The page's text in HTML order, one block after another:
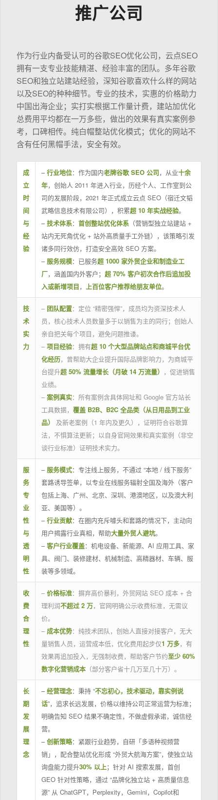
推广公司
作为行业内备受认可的谷歌SEO优化公司，云点SEO
拥有一支专业技能精湛、经验丰富的团队。多年谷歌
SEO和独立站建站经验，深知谷歌喜欢什么样的网站
以及SEO的种种细节。专业的技术，实惠的价格助力
中国出海企业；实打实根据工作量计费，建站加优化
总费用平均都在一万多些，做出的效果有真实案例参
考，口碑相传。纯白帽整站优化模式；优化的网站不
含有任何黑帽手法，安全有效。
成
立
时
间
与
经
验
–行业地位：作为国内老牌谷歌 SEO 公司，从业十余
年，创始人 2011 年进入行业，历经个人、工作室到公
司的发展阶段，2021 年正式成立云点 SEO（宿迁文韬
武略信息技术有限公司），积累超 10 年实战经验。
–技术体系： 首创整站优化体系（营销型独立站建站 +
站内无死角优化 + 站外高质量手工外链），该策略引发
诸多同行效仿，打造安全高效 SEO 方案。
– 服务规模：已服务超 1000 家外贸企业和制造业工
厂，涵盖国内外客户； 超 70% 客户初次合作后追加投
入或新增项目， 上百位客户推荐给朋友单位。
技
术
实
力
– 团队配置：定位 “精密强悍”，成员均为资深技术人
员，核心技术人员数量多于以销售为主的同行；创始人
亲自把关每个项目，避免问题推诿。
– 项目经验：拥有超 10 个大型品牌站点和商城平台优
化经历，曾帮助大企业提升国际品牌影响力，为商城平
台提升超 50% 流量增长（月破 14 万流量） ，促进销售
业绩。
– 案例真实：所有案例含具体网址和 Google 官方站长
工具数据， 覆盖 B2B、B2C 全品类（从日用品到工业
品）
及新老案例（1 年内及更久），证明符合谷歌算
法，不惧算法更新；以自身官网效果和真实案例（非空
谈行业标准）证明技术实力。
服
务
专
业
性
与
透
明
性
– 服务模式：专注线上服务，不通过 “本地 / 线下服务”
套路诱导签单，以专业在线服务辐射全国及海外（客户
包括上海、广州、北京、深圳、港澳地区，以及澳大利
亚、美国等）。
–行业贡献：在圈内充斥噱头和套路的情况下，主动向
用户揭露行业真相，帮助大量外贸人避坑。
–客户行业覆盖：机电设备、新能源、AI 应用工具、家
具、阀门、装修建材、机械制造、高精器材、车辆、服
装等多领域。
收
费
合
理
性
– 价格标准：摒弃高价暴利，外贸网站 SEO 成本 + 合
理利润不超过 2 万，官网明确公示收费标准，无需议
价。
– 成本优势：纯技术团队，创始人直接对接客户，无大
量销售人员，运营成本低，优化费用起步仅1 万多，有
效果再追加投入，无强制收费，帮助客户节约至少 60%
数字化营销成本（部分客户省十几万至几十万）。
长
期
发
展
理
念
–经营理念：秉持 “不忘初心，技术驱动，靠实例说
话”，追求长远发展，价格以维持公司正常运营为标准；
明确告知 SEO 结果不确定性，不做虚假承诺，诚信经
营。
–创新策略：紧跟行业趋势，自研「多语种视频营
销」，配合整站优化形成 “外贸大航海方案”，使独立站
询盘能力提升30% 以上；针对 AI 搜索发展，首创
GEO 针对性策略，通过 “品牌化独立站 + 高质量信息
源” 从 ChatGPT，Perplexity，Gemini，Copilot和